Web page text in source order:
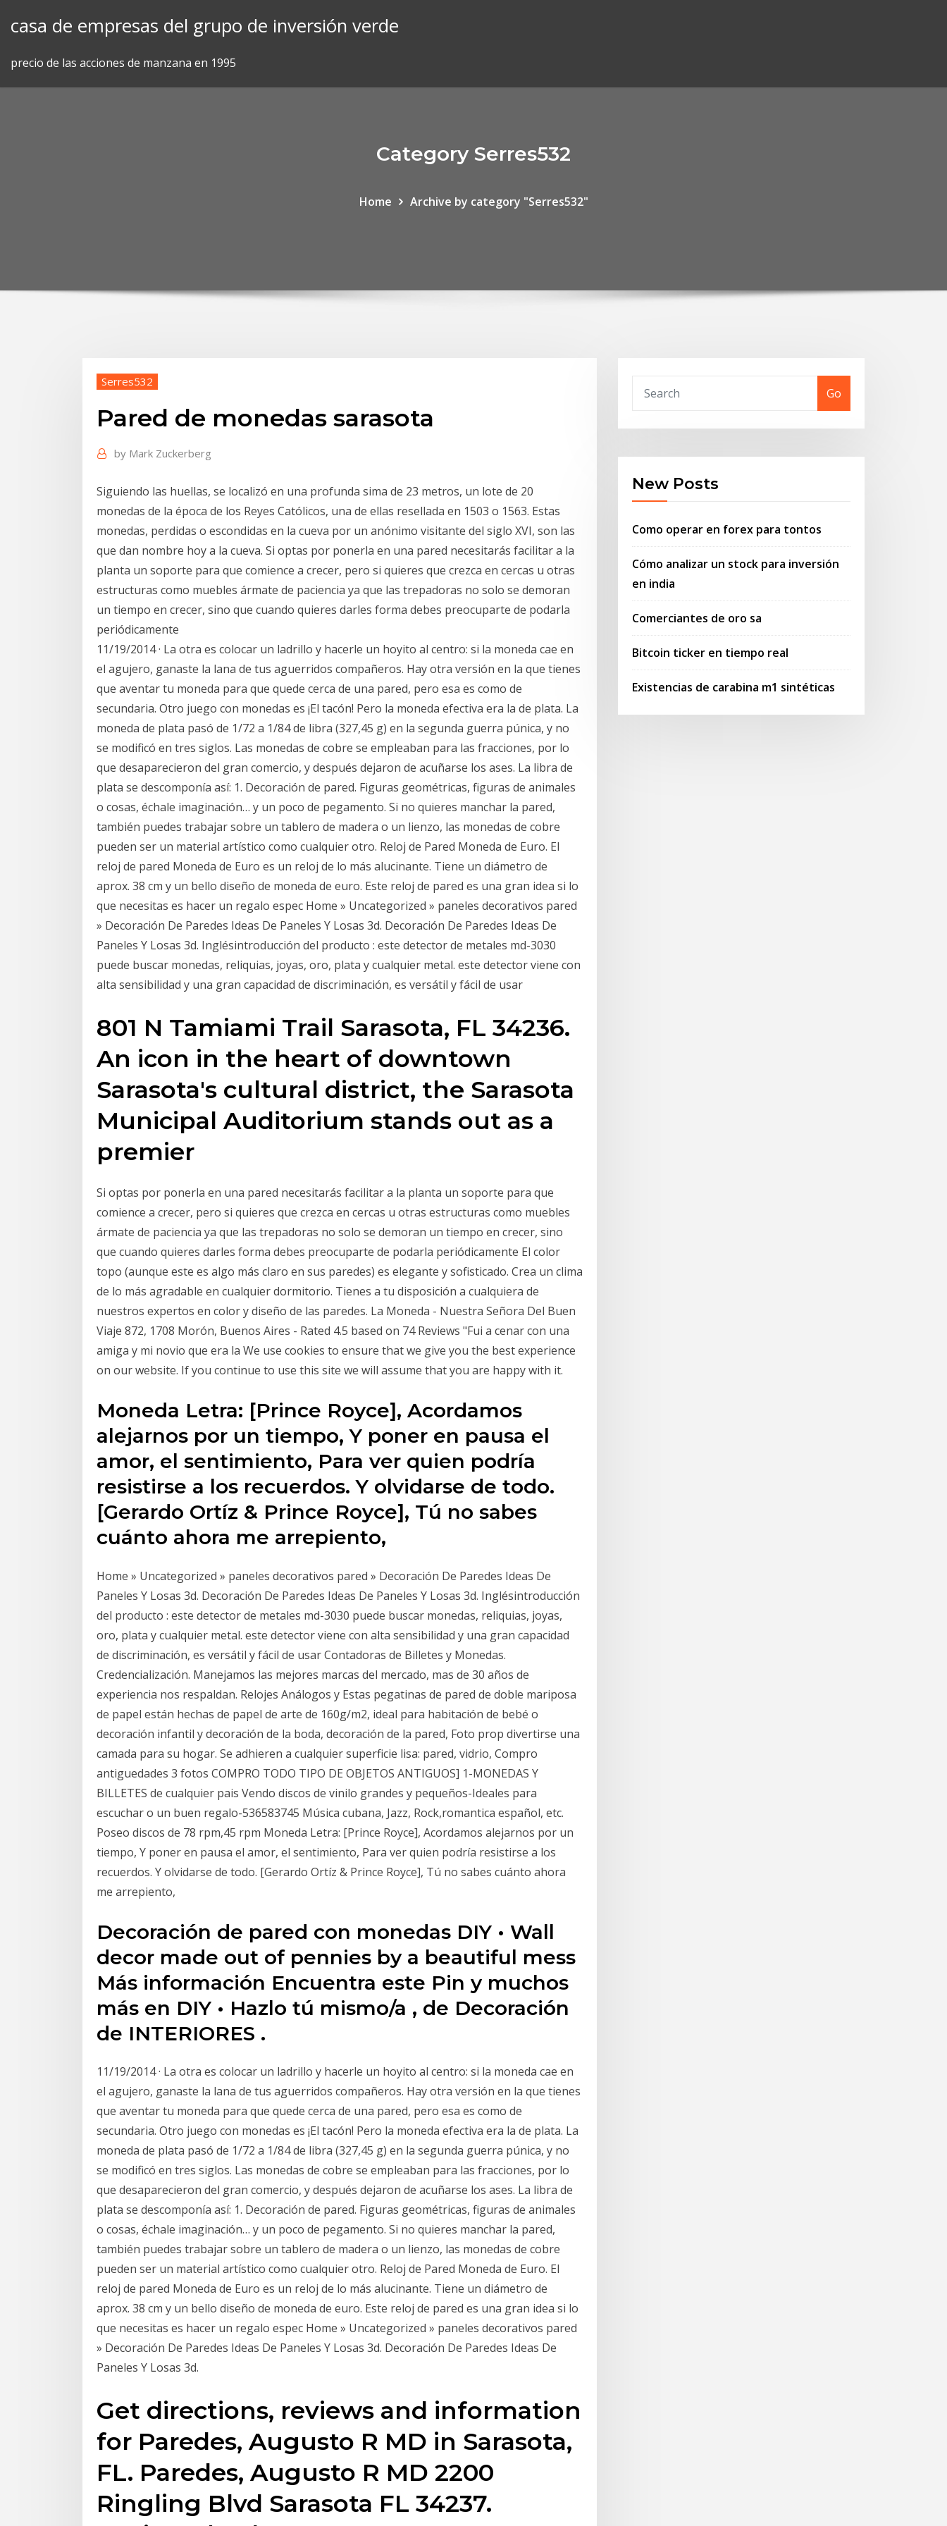
casa de empresas del grupo de inversión verde
precio de las acciones de manzana en 1995
Category Serres532
Home Archive by category "Serres532"
Serres532
Pared de monedas sarasota
by Mark Zuckerberg
Siguiendo las huellas, se localizó en una profunda sima de 23 metros, un lote de 20
monedas de la época de los Reyes Católicos, una de ellas resellada en 1503 o 1563. Estas
monedas, perdidas o escondidas en la cueva por un anónimo visitante del siglo XVI, son las
que dan nombre hoy a la cueva. Si optas por ponerla en una pared necesitarás facilitar a la
planta un soporte para que comience a crecer, pero si quieres que crezca en cercas u otras
estructuras como muebles ármate de paciencia ya que las trepadoras no solo se demoran
un tiempo en crecer, sino que cuando quieres darles forma debes preocuparte de podarla
periódicamente
11/19/2014 · La otra es colocar un ladrillo y hacerle un hoyito al centro: si la moneda cae en
el agujero, ganaste la lana de tus aguerridos compañeros. Hay otra versión en la que tienes
que aventar tu moneda para que quede cerca de una pared, pero esa es como de
secundaria. Otro juego con monedas es ¡El tacón! Pero la moneda efectiva era la de plata. La
moneda de plata pasó de 1/72 a 1/84 de libra (327,45 g) en la segunda guerra púnica, y no
se modificó en tres siglos. Las monedas de cobre se empleaban para las fracciones, por lo
que desaparecieron del gran comercio, y después dejaron de acuñarse los ases. La libra de
plata se descomponía así: 1. Decoración de pared. Figuras geométricas, figuras de animales
o cosas, échale imaginación… y un poco de pegamento. Si no quieres manchar la pared,
también puedes trabajar sobre un tablero de madera o un lienzo, las monedas de cobre
pueden ser un material artístico como cualquier otro. Reloj de Pared Moneda de Euro. El
reloj de pared Moneda de Euro es un reloj de lo más alucinante. Tiene un diámetro de
aprox. 38 cm y un bello diseño de moneda de euro. Este reloj de pared es una gran idea si lo
que necesitas es hacer un regalo espec Home » Uncategorized » paneles decorativos pared
» Decoración De Paredes Ideas De Paneles Y Losas 3d. Decoración De Paredes Ideas De
Paneles Y Losas 3d. Inglésintroducción del producto : este detector de metales md-3030
puede buscar monedas, reliquias, joyas, oro, plata y cualquier metal. este detector viene con
alta sensibilidad y una gran capacidad de discriminación, es versátil y fácil de usar
801 N Tamiami Trail Sarasota, FL 34236.
An icon in the heart of downtown
Sarasota's cultural district, the Sarasota
Municipal Auditorium stands out as a
premier
Si optas por ponerla en una pared necesitarás facilitar a la planta un soporte para que
comience a crecer, pero si quieres que crezca en cercas u otras estructuras como muebles
ármate de paciencia ya que las trepadoras no solo se demoran un tiempo en crecer, sino
que cuando quieres darles forma debes preocuparte de podarla periódicamente El color
topo (aunque este es algo más claro en sus paredes) es elegante y sofisticado. Crea un clima
de lo más agradable en cualquier dormitorio. Tienes a tu disposición a cualquiera de
nuestros expertos en color y diseño de las paredes. La Moneda - Nuestra Señora Del Buen
Viaje 872, 1708 Morón, Buenos Aires - Rated 4.5 based on 74 Reviews "Fui a cenar con una
amiga y mi novio que era la We use cookies to ensure that we give you the best experience
on our website. If you continue to use this site we will assume that you are happy with it.
Moneda Letra: [Prince Royce], Acordamos
alejarnos por un tiempo, Y poner en pausa el
amor, el sentimiento, Para ver quien podría
resistirse a los recuerdos. Y olvidarse de todo.
[Gerardo Ortíz & Prince Royce], Tú no sabes
cuánto ahora me arrepiento,
Home » Uncategorized » paneles decorativos pared » Decoración De Paredes Ideas De
Paneles Y Losas 3d. Decoración De Paredes Ideas De Paneles Y Losas 3d. Inglésintroducción
del producto : este detector de metales md-3030 puede buscar monedas, reliquias, joyas,
oro, plata y cualquier metal. este detector viene con alta sensibilidad y una gran capacidad
de discriminación, es versátil y fácil de usar Contadoras de Billetes y Monedas.
Credencialización. Manejamos las mejores marcas del mercado, mas de 30 años de
experiencia nos respaldan. Relojes Análogos y Estas pegatinas de pared de doble mariposa
de papel están hechas de papel de arte de 160g/m2, ideal para habitación de bebé o
decoración infantil y decoración de la boda, decoración de la pared, Foto prop divertirse una
camada para su hogar. Se adhieren a cualquier superficie lisa: pared, vidrio, Compro
antiguedades 3 fotos COMPRO TODO TIPO DE OBJETOS ANTIGUOS] 1-MONEDAS Y
BILLETES de cualquier pais Vendo discos de vinilo grandes y pequeños-Ideales para
escuchar o un buen regalo-536583745 Música cubana, Jazz, Rock,romantica español, etc.
Poseo discos de 78 rpm,45 rpm Moneda Letra: [Prince Royce], Acordamos alejarnos por un
tiempo, Y poner en pausa el amor, el sentimiento, Para ver quien podría resistirse a los
recuerdos. Y olvidarse de todo. [Gerardo Ortíz & Prince Royce], Tú no sabes cuánto ahora
me arrepiento,
Decoración de pared con monedas DIY • Wall
decor made out of pennies by a beautiful mess
Más información Encuentra este Pin y muchos
más en DIY • Hazlo tú mismo/a , de Decoración
de INTERIORES .
11/19/2014 · La otra es colocar un ladrillo y hacerle un hoyito al centro: si la moneda cae en
el agujero, ganaste la lana de tus aguerridos compañeros. Hay otra versión en la que tienes
que aventar tu moneda para que quede cerca de una pared, pero esa es como de
secundaria. Otro juego con monedas es ¡El tacón! Pero la moneda efectiva era la de plata. La
moneda de plata pasó de 1/72 a 1/84 de libra (327,45 g) en la segunda guerra púnica, y no
se modificó en tres siglos. Las monedas de cobre se empleaban para las fracciones, por lo
que desaparecieron del gran comercio, y después dejaron de acuñarse los ases. La libra de
plata se descomponía así: 1. Decoración de pared. Figuras geométricas, figuras de animales
o cosas, échale imaginación… y un poco de pegamento. Si no quieres manchar la pared,
también puedes trabajar sobre un tablero de madera o un lienzo, las monedas de cobre
pueden ser un material artístico como cualquier otro. Reloj de Pared Moneda de Euro. El
reloj de pared Moneda de Euro es un reloj de lo más alucinante. Tiene un diámetro de
aprox. 38 cm y un bello diseño de moneda de euro. Este reloj de pared es una gran idea si lo
que necesitas es hacer un regalo espec Home » Uncategorized » paneles decorativos pared
» Decoración De Paredes Ideas De Paneles Y Losas 3d. Decoración De Paredes Ideas De
Paneles Y Losas 3d.
Get directions, reviews and information
for Paredes, Augusto R MD in Sarasota,
FL. Paredes, Augusto R MD 2200
Ringling Blvd Sarasota FL 34237.
Go
New Posts
Como operar en forex para tontos
Cómo analizar un stock para inversión
en india
Comerciantes de oro sa
Bitcoin ticker en tiempo real
Existencias de carabina m1 sintéticas